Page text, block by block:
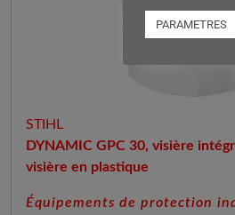
STIHL
DYNAMIC GPC 30, visière
visière en plastique
Équipements de protection
PARAMETRES